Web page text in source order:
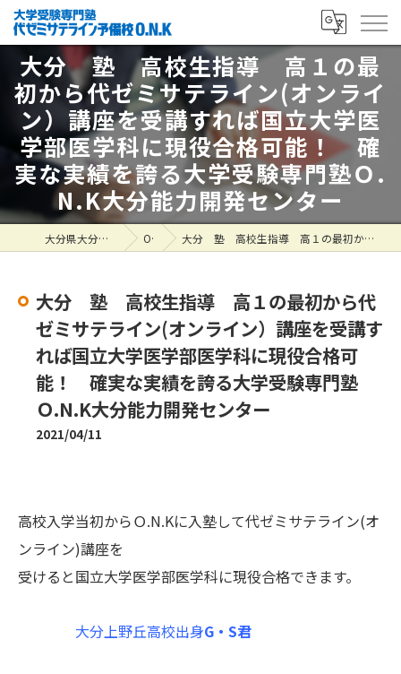
大分 塾 高校生指導 高１の最
初から代ゼミサテライン(オンライ
ン）講座を受講すれば国立大学医
学部医学科に現役合格可能！ 確
実な実績を誇る大学受験専門塾Ｏ.
N.K大分能力開発センター
大分県大分市の塾なら大学受験専門塾 代ゼミサテライン予備校O.N.K ONK掲示板 大分 塾 高校生指導 高１の最初から代ゼミサテライン(オンライン）講座を受講すれば国立大学医学部医学科に現役合格可能！ 確実な実績を誇る大学受験専門塾Ｏ.N.K大分能力開発センター
大分 塾 高校生指導 高１の最初から代
ゼミサテライン(オンライン）講座を受講す
れば国立大学医学部医学科に現役合格可
能！ 確実な実績を誇る大学受験専門塾
Ｏ.N.K大分能力開発センター
2021/04/11
高校入学当初からＯ.N.Kに入塾して代ゼミサテライン(オ
ンライン)講座を
受けると国立大学医学部医学科に現役合格できます。
大分上野丘高校出身G・S君